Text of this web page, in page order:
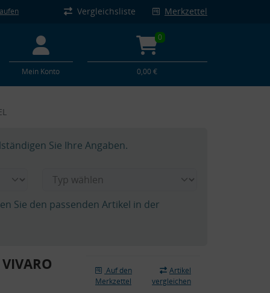
Vergleichsliste Merkzettel
Mein Konto
0
0,00 €
Sie Ihre Angaben.
Sie den passenden Artikel in der
Auf den
Merkzettel
Artikel
vergleichen